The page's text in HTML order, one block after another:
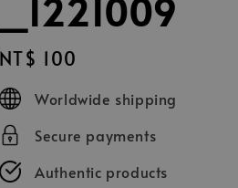
_1221009
Regular
price
NT$ 100
Worldwide shipping
Secure payments
Authentic products